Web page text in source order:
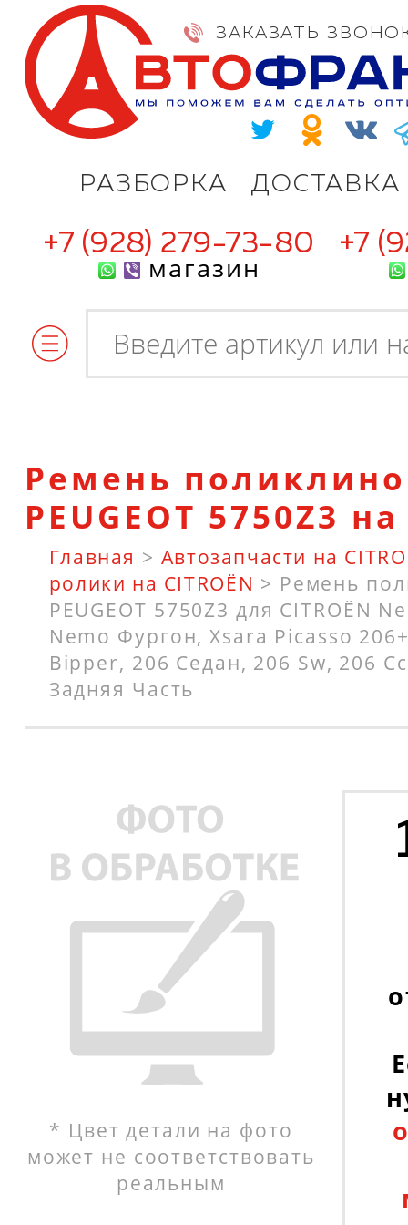
РАЗБОРКА ДОСТАВКА
ЗАКАЗАТЬ
+7 (928) 279-73-80
магазин
+7
Ремень
PEUGEOT 5750Z3
Главная > Автозапчасти на
ролики на CITROËN > Ремень
PEUGEOT 5750Z3 для CITROËN
Nemo Фургон, Xsara Picasso
Bipper, 206 Седан, 206 Sw, 206
Задняя Часть
* Цвет детали на фото
может не соответствовать
реальным